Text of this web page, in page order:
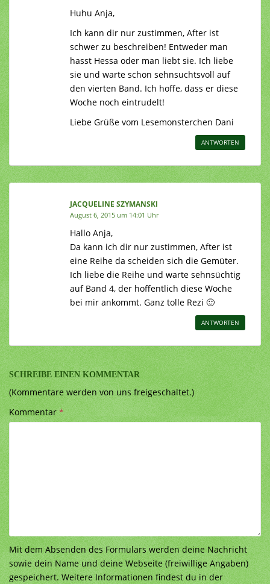
Huhu Anja,
Ich kann dir nur zustimmen, After ist
schwer zu beschreiben! Entweder man
hasst Hessa oder man liebt sie. Ich liebe
sie und warte schon sehnsuchtsvoll auf
den vierten Band. Ich hoffe, dass er diese
Woche noch eintrudelt!
Liebe Grüße vom Lesemonsterchen Dani
ANTWORTEN
JACQUELINE SZYMANSKI
August 6, 2015 um 14:01 Uhr
Hallo Anja,
Da kann ich dir nur zustimmen, After ist
eine Reihe da scheiden sich die Gemüter.
Ich liebe die Reihe und warte sehnsüchtig
auf Band 4, der hoffentlich diese Woche
bei mir ankommt. Ganz tolle Rezi 🙂
ANTWORTEN
SCHREIBE EINEN KOMMENTAR
(Kommentare werden von uns freigeschaltet.)
Kommentar*
Mit dem Absenden des Formulars werden deine Nachricht
sowie dein Name und deine Webseite (freiwillige Angaben)
gespeichert. Weitere Informationen findest du in der